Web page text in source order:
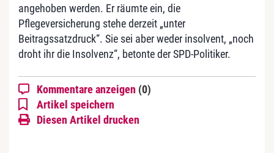
angehoben werden. Er räumte ein, die
Pflegeversicherung stehe derzeit „unter
Beitragssatzdruck“. Sie sei aber weder insolvent, „noch
droht ihr die Insolvenz“, betonte der SPD-Politiker.
Kommentare anzeigen (0)
Artikel speichern
Diesen Artikel drucken